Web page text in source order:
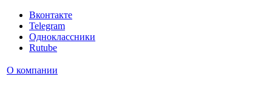
Вконтакте
Telegram
Одноклассники
Rutube
О компании